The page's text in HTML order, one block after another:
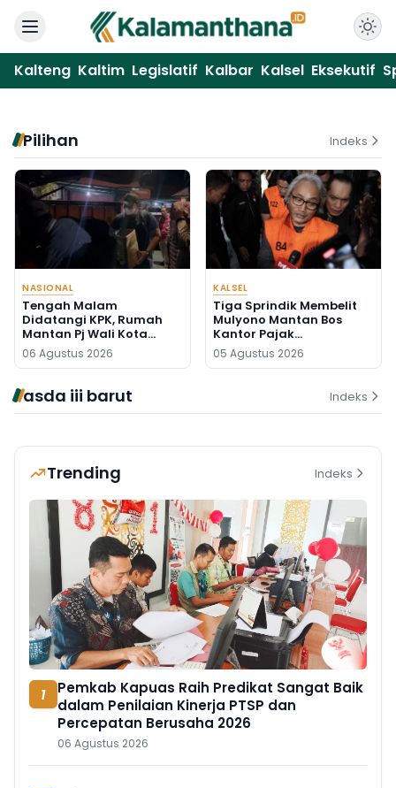
Kalteng Kaltim Legislatif Kalbar Kalsel Eksekutif
Pilihan Indeks
NASIONAL
Tengah Malam
Didatangi KPK, Rumah
Mantan Pj Wali Kota
Digeledah, Empat Koper
Dibawa
06 Agustus 2026
KALSEL
Tiga Sprindik Membelit
Mulyono Mantan Bos
Kantor Pajak
Banjarmasin
05 Agustus 2026
asda iii barut Indeks
Trending Indeks
1
Pemkab Kapuas Raih Predikat Sangat Baik
dalam Penilaian Kinerja PTSP dan
Percepatan Berusaha 2026
06 Agustus 2026